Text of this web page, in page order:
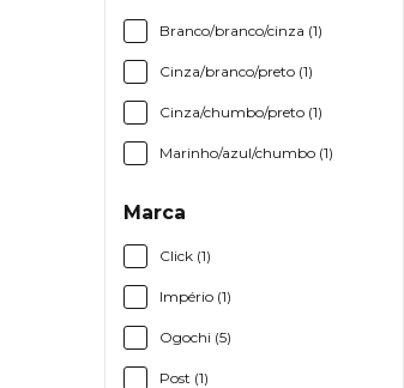
Branco/branco/cinza (1)
Cinza/branco/preto (1)
Cinza/chumbo/preto (1)
Marinho/azul/chumbo (1)
Marca
Click (1)
Império (1)
Ogochi (5)
Post (1)